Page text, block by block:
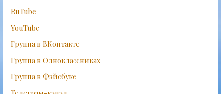
RuTube
YouTube
Группа в ВКонтакте
Группа в Одноклассниках
Группа в Фэйсбуке